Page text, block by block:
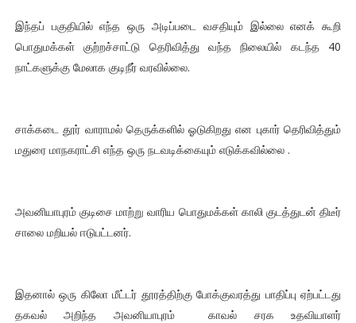
இந்தப் பகுதியில் எந்த ஒரு அடிப்படை வசதியும் இல்லை எனக் கூறி
பொதுமக்கள் குற்றச்சாட்டு தெரிவித்து வந்த நிலையில் கடந்த 40
நாட்களுக்கு மேலாக குடிநீர் வரவில்லை.
சாக்கடை தூர் வாராமல் தெருக்களில் ஓடுகிறது என புகார் தெரிவித்தும்
மதுரை மாநகராட்சி எந்த ஒரு நடவடிக்கையும் எடுக்கவில்லை .
அவனியாபுரம் குடிசை மாற்று வாரிய பொதுமக்கள் காலி குடத்துடன் திடீர்
சாலை மறியல் ஈடுபட்டனர்.
இதனால் ஒரு கிலோ மீட்டர் தூரத்திற்கு போக்குவரத்து பாதிப்பு ஏற்பட்டது
தகவல் அறிந்த அவனியாபுரம் காவல் சரக உதவியாளர்